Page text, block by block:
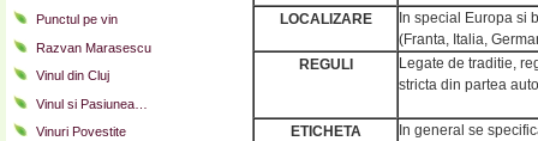
Punctul pe vin
Razvan Marasescu
Vinul din Cluj
Vinul si Pasiunea…
Vinuri Povestite
LOCALIZARE
In special Europa si
(Franta, Italia,
REGULI
Legate de traditie,
stricta din partea
ETICHETA
In general se